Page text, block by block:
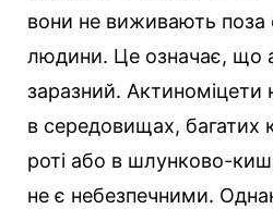
вони не виживають поза
людини. Це означає, що
заразний.
в середовищах, багатих
роті або в шлунково-
не є небезпечними.